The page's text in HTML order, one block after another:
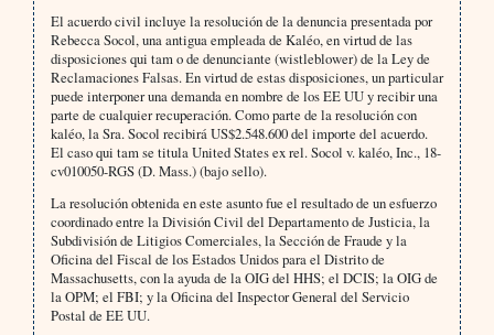
El acuerdo civil incluye la resolución de la denuncia presentada por
Rebecca Socol, una antigua empleada de Kaléo, en virtud de las
disposiciones qui tam o de denunciante (wistleblower) de la Ley de
Reclamaciones Falsas. En virtud de estas disposiciones, un particular
puede interponer una demanda en nombre de los EE UU y recibir una
parte de cualquier recuperación. Como parte de la resolución con
kaléo, la Sra. Socol recibirá US$2.548.600 del importe del acuerdo.
El caso qui tam se titula United States ex rel. Socol v. kaléo, Inc., 18-
cv010050-RGS (D. Mass.) (bajo sello).
La resolución obtenida en este asunto fue el resultado de un esfuerzo
coordinado entre la División Civil del Departamento de Justicia, la
Subdivisión de Litigios Comerciales, la Sección de Fraude y la
Oficina del Fiscal de los Estados Unidos para el Distrito de
Massachusetts, con la ayuda de la OIG del HHS; el DCIS; la OIG de
la OPM; el FBI; y la Oficina del Inspector General del Servicio
Postal de EE UU.